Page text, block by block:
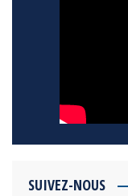
SUIVEZ-NOUS